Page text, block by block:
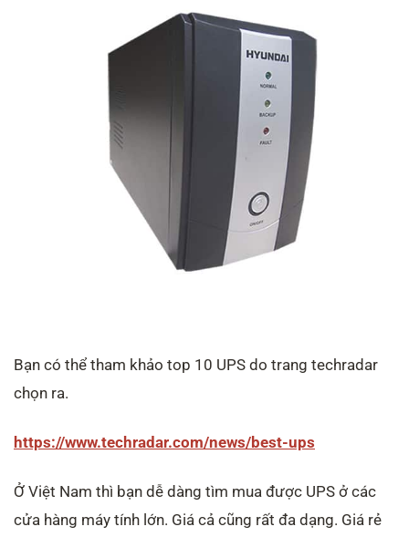
Bạn có thể tham khảo top 10 UPS do trang techradar
chọn ra.
https://www.techradar.com/news/best-ups
Ở Việt Nam thì bạn dễ dàng tìm mua được UPS ở các
cửa hàng máy tính lớn. Giá cả cũng rất đa dạng. Giá rẻ